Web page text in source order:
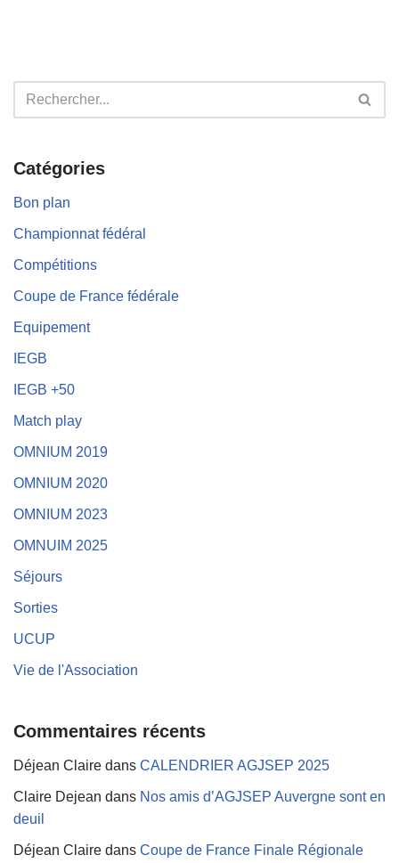
Catégories
Bon plan
Championnat fédéral
Compétitions
Coupe de France fédérale
Equipement
IEGB
IEGB +50
Match play
OMNIUM 2019
OMNIUM 2020
OMNIUM 2023
OMNUIM 2025
Séjours
Sorties
UCUP
Vie de l'Association
Commentaires récents
Déjean Claire dans CALENDRIER AGJSEP 2025
Claire Dejean dans Nos amis d’AGJSEP Auvergne sont en
deuil
Déjean Claire dans Coupe de France Finale Régionale